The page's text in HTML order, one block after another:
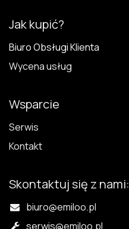
Jak kupić?
Biuro Obsługi Klienta
Wycena usług
Wsparcie
Serwis
Kontakt
Skontaktuj się z nami:
biuro@emiloo.pl
serwis@emiloo.pl